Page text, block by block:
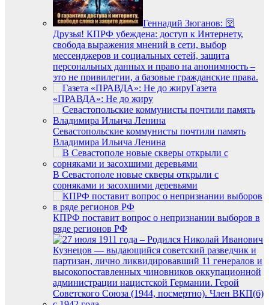
Геннадий Зюганов: 🛜
Друзья! КПРФ убеждена: доступ к Интернету,
свобода выражения мнений в сети, выбор
мессенджеров и социальных сетей, защита
персональных данных и право на анонимность –
это не привилегии, а базовые гражданские права.
Газета
«ПРАВДА»: Не до жиру
Севастопольские коммунисты почтили память
Владимира Ильича Ленина
В Севастополе новые скверы открыли с
сорняками и засохшими деревьями
КПРФ поставит вопрос о непризнании выборов в
ряде регионов PФ